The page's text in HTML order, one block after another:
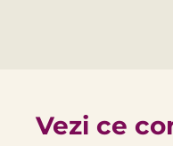
Vezi ce